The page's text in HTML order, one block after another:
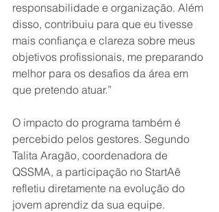
responsabilidade e organização. Além
disso, contribuiu para que eu tivesse
mais confiança e clareza sobre meus
objetivos profissionais, me preparando
melhor para os desafios da área em
que pretendo atuar.”
O impacto do programa também é
percebido pelos gestores. Segundo
Talita Aragão, coordenadora de
QSSMA, a participação no StartAê
refletiu diretamente na evolução do
jovem aprendiz da sua equipe.